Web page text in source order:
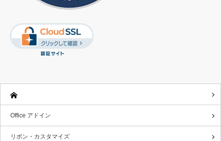
Office アドイン
リボン・カスタマイズ